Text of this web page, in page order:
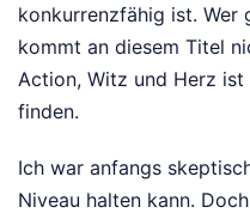
konkurrenzfähig ist. Wer
kommt an diesem Titel
Action, Witz und Herz
finden.
Ich war anfangs
Niveau halten kann.